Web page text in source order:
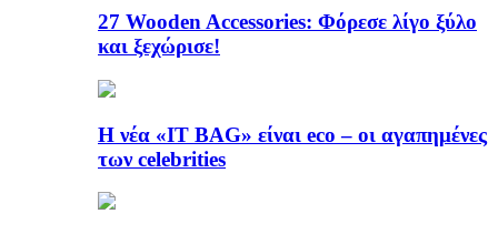
27 Wooden Accessories: Φόρεσε λίγο ξύλο
και ξεχώρισε!
Η νέα «IT BAG» είναι eco – οι αγαπημένες
των celebrities